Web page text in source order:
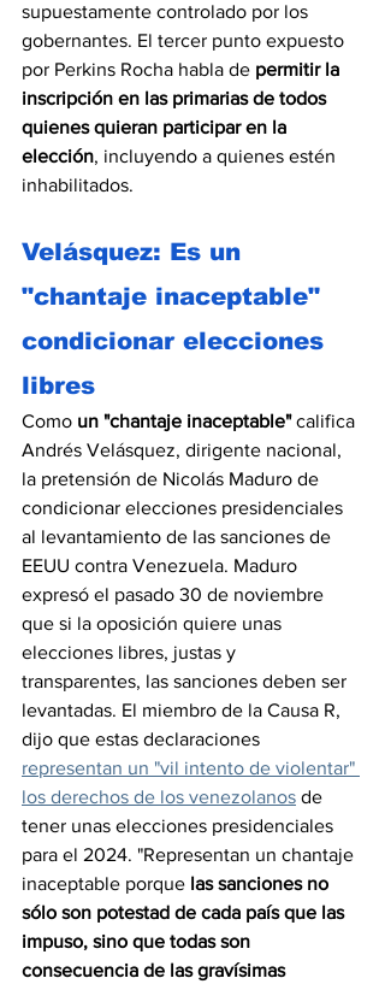
supuestamente controlado por los
gobernantes. El tercer punto expuesto
por Perkins Rocha habla de permitir la
inscripción en las primarias de todos
quienes quieran participar en la
elección, incluyendo a quienes estén
inhabilitados.
Velásquez: Es un
"chantaje inaceptable"
condicionar elecciones
libres
Como un "chantaje inaceptable" califica
Andrés Velásquez, dirigente nacional,
la pretensión de Nicolás Maduro de
condicionar elecciones presidenciales
al levantamiento de las sanciones de
EEUU contra Venezuela. Maduro
expresó el pasado 30 de noviembre
que si la oposición quiere unas
elecciones libres, justas y
transparentes, las sanciones deben ser
levantadas. El miembro de la Causa R,
dijo que estas declaraciones
representan un "vil intento de violentar"
los derechos de los venezolanos de
tener unas elecciones presidenciales
para el 2024. "Representan un chantaje
inaceptable porque las sanciones no
sólo son potestad de cada país que las
impuso, sino que todas son
consecuencia de las gravísimas